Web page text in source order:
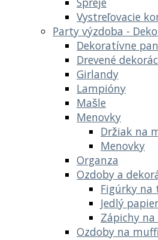
Vystreľovacie
Party výzdoba -
Dekoratívne
Drevené
Girlandy
Lampióny
Mašle
Menovky
Držiak na
Menovky
Organza
Ozdoby a
Figúrky na
Jedlý
Zápichy
Ozdoby na